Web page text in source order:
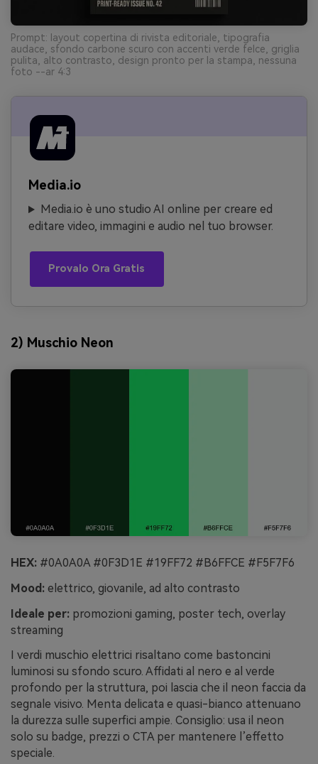
Prompt: layout copertina di rivista editoriale, tipografia
audace, sfondo carbone scuro con accenti verde felce, griglia
pulita, alto contrasto, design pronto per la stampa, nessuna
foto --ar 4:3
Media.io
Media.io è uno studio AI online per creare ed
editare video, immagini e audio nel tuo browser.
Provalo Ora Gratis
2) Muschio Neon
HEX: #0A0A0A #0F3D1E #19FF72 #B6FFCE #F5F7F6
Mood: elettrico, giovanile, ad alto contrasto
Ideale per: promozioni gaming, poster tech, overlay
streaming
I verdi muschio elettrici risaltano come bastoncini
luminosi su sfondo scuro. Affidati al nero e al verde
profondo per la struttura, poi lascia che il neon faccia da
segnale visivo. Menta delicata e quasi-bianco attenuano
la durezza sulle superfici ampie. Consiglio: usa il neon
solo su badge, prezzi o CTA per mantenere l’effetto
speciale.